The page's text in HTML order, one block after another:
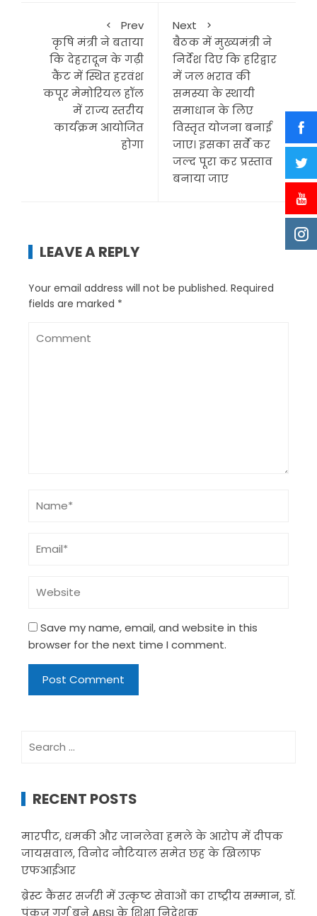
Prev
कृषि मंत्री ने बताया
कि देहरादून के गढ़ी
कैंट में स्थित हरवंश
कपूर मेमोरियल हॉल
में राज्य स्तरीय
कार्यक्रम आयोजित
होगा
Next
बैठक में मुख्यमंत्री ने
निर्देश दिए कि हरिद्वार
में जल भराव की
समस्या के स्थायी
समाधान के लिए
विस्तृत योजना बनाई
जाए। इसका सर्वे कर
जल्द पूरा कर प्रस्ताव
बनाया जाए
LEAVE A REPLY
Your email address will not be published. Required
fields are marked *
Save my name, email, and website in this
browser for the next time I comment.
for:
RECENT POSTS
मारपीट, धमकी और जानलेवा हमले के आरोप में दीपक
जायसवाल, विनोद नौटियाल समेत छह के खिलाफ
एफआईआर
ब्रेस्ट कैंसर सर्जरी में उत्कृष्ट सेवाओं का राष्ट्रीय सम्मान, डॉ.
पंकज गर्ग बने ABSI के शिक्षा निदेशक